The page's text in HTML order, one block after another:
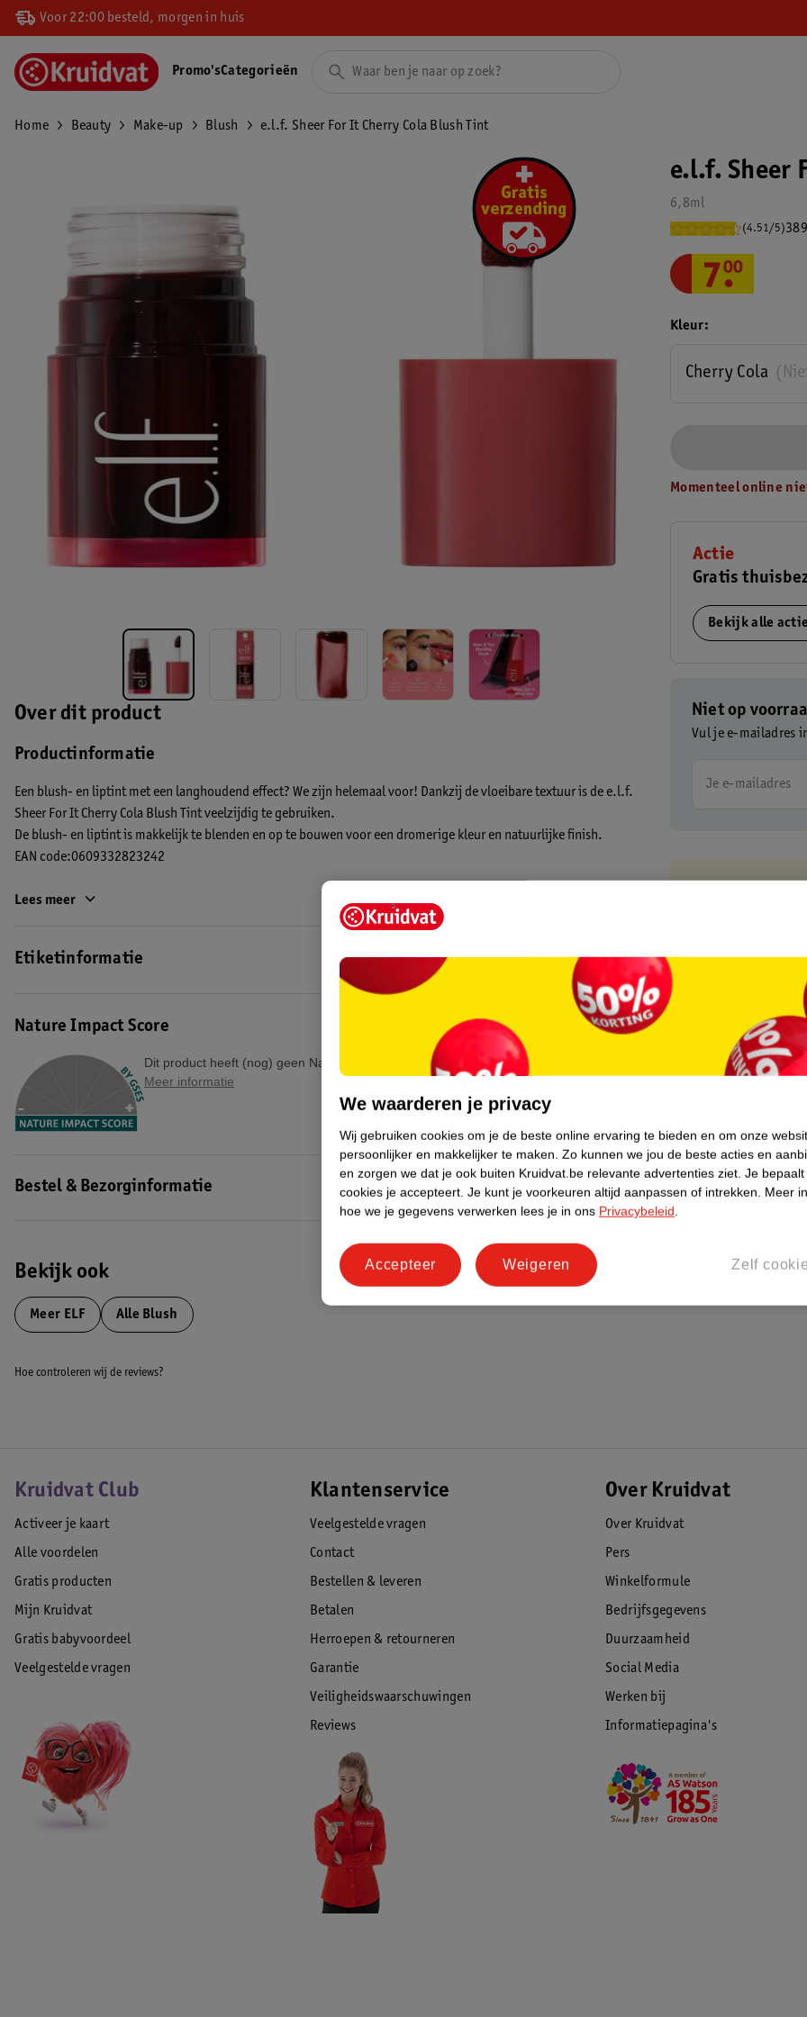
Voor 22:00 besteld, morgen in huis
Promo'sCategorieën
Home Beauty Make-up Blush e.l.f. Sheer For It Cherry Cola Blush Tint
Over dit product
Productinformatie
Een blush- en liptint met een langhoudend effect? We zijn helemaal voor! Dankzij de vloeibare textuur is de e.l.f.
Sheer For It Cherry Cola Blush Tint veelzijdig te gebruiken.
De blush- en liptint is makkelijk te blenden en op te bouwen voor een dromerige kleur en natuurlijke finish.
EAN code:0609332823242
Lees meer
Etiketinformatie
Nature Impact Score
Dit product heeft (nog) geen Nature Impact Score.
Meer informatie
Bestel & Bezorginformatie
Bekijk ook
Meer ELF Alle Blush
e.l.f. Sheer
6,8ml
(4.51/5)
7.
00
Kleur
Cherry Cola
Momenteel online
Actie
Gratis
Bekijk alle
Niet op
Vul je e-mailadres
Je e-mailadres
Kruidvat
Op
Gratis
Gratis
Gratis
Hoe controleren wij de reviews?
Kruidvat Club
Activeer je kaart
Alle voordelen
Gratis producten
Mijn Kruidvat
Gratis babyvoordeel
Veelgestelde vragen
Klantenservice
Veelgestelde vragen
Contact
Bestellen & leveren
Betalen
Herroepen & retourneren
Garantie
Veiligheidswaarschuwingen
Reviews
Over Kruidvat
Over Kruidvat
Pers
Winkelformule
Bedrijfsgegevens
Duurzaamheid
Social Media
Werken bij
Informatiepagina's
We waarderen je privacy
Wij gebruiken cookies om je de beste online ervaring te bieden en om onze
persoonlijker en makkelijker te maken. Zo kunnen we jou de beste acties en
en zorgen we dat je ook buiten Kruidvat.be relevante advertenties ziet. Je
cookies je accepteert. Je kunt je voorkeuren altijd aanpassen of intrekken. Meer
hoe we je gegevens verwerken lees je in ons Privacybeleid.
Zelf
Weigeren
Accepteer